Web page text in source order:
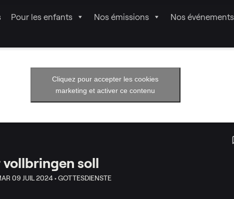
Pour les enfants Nos émissions Nos événements
Cliquez pour accepter les cookies
marketing et activer ce contenu
soll
09 JUIL 2024 • GOTTESDIENSTE